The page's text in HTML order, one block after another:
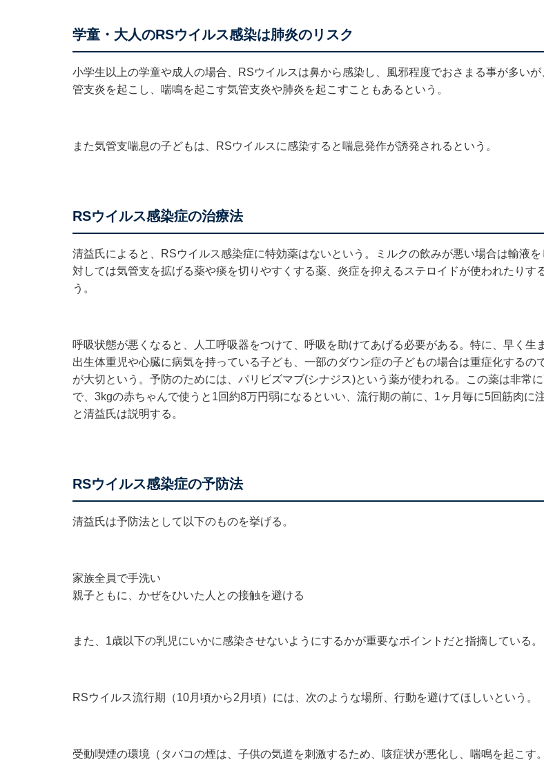
学童・大人のRSウイルス感染は肺炎のリスク
小学生以上の学童や成人の場合、RSウイルスは鼻から感染し、風邪程度でおさまる事が多いが
管支炎を起こし、喘鳴を起こす気管支炎や肺炎を起こすこともあるという。
また気管支喘息の子どもは、RSウイルスに感染すると喘息発作が誘発されるという。
RSウイルス感染症の治療法
清益氏によると、RSウイルス感染症に特効薬はないという。ミルクの飲みが悪い場合は輸液を
対しては気管支を拡げる薬や痰を切りやすくする薬、炎症を抑えるステロイドが使われたりす
う。
呼吸状態が悪くなると、人工呼吸器をつけて、呼吸を助けてあげる必要がある。特に、早く生
出生体重児や心臓に病気を持っている子ども、一部のダウン症の子どもの場合は重症化するの
が大切という。予防のためには、パリビズマブ(シナジス)という薬が使われる。この薬は非常
で、3kgの赤ちゃんで使うと1回約8万円弱になるといい、流行期の前に、1ヶ月毎に5回筋肉に
と清益氏は説明する。
RSウイルス感染症の予防法
清益氏は予防法として以下のものを挙げる。
家族全員で手洗い
親子ともに、かぜをひいた人との接触を避ける
また、1歳以下の乳児にいかに感染させないようにするかが重要なポイントだと指摘している。
RSウイルス流行期（10月頃から2月頃）には、次のような場所、行動を避けてほしいという。
受動喫煙の環境（タバコの煙は、子供の気道を刺激するため、咳症状が悪化し、喘鳴を起こす